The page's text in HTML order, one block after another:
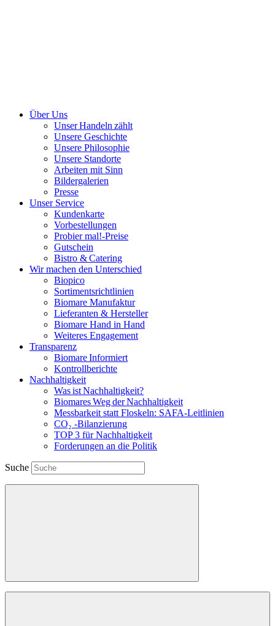
Über Uns
Unser Handeln zählt
Unsere Geschichte
Unsere Philosophie
Unsere Standorte
Arbeiten mit Sinn
Bildergalerien
Presse
Unser Service
Kundenkarte
Vorbestellungen
Probier mal!-Preise
Gutschein
Bistro & Catering
Wir machen den Unterschied
Biopico
Sortimentsrichtlinien
Biomare Manufaktur
Lieferanten & Hersteller
Biomare Hand in Hand
Weiteres Engagement
Transparenz
Biomare Informiert
Kontrollberichte
Nachhaltigkeit
Was ist Nachhaltigkeit?
Biomares Weg der Nachhaltigkeit
Messbarkeit statt Floskeln: SAFA-Leitlinien
CO₂ -Bilanzierung
TOP 3 für Nachhaltigkeit
Forderungen an die Politik
Suche